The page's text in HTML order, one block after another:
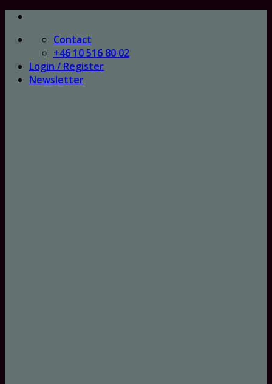
Skip
content
Contact
+46 10 516 80 02
Login / Register
Newsletter